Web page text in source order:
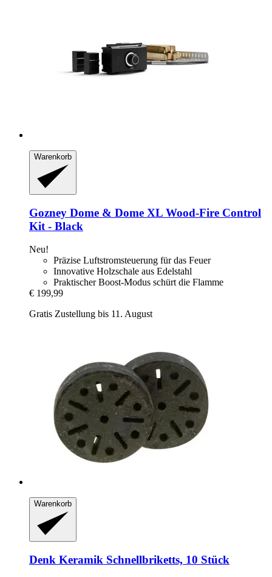
Warenkorb
Gozney Dome & Dome XL Wood-​Fire Control
Kit -​ Black
Neu!
Präzise Luftstromsteuerung für das Feuer
Innovative Holzschale aus Edelstahl
Praktischer Boost-Modus schürt die Flamme
€ 199,99
Gratis Zustellung bis 11. August
Warenkorb
Denk Keramik Schnellbriketts, 10 Stück